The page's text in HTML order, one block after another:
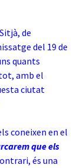
de
del 19 de
quants
amb el
ciutat
coneixen en el
que els
és una